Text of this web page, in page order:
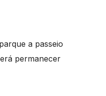
a passeio
permanecer